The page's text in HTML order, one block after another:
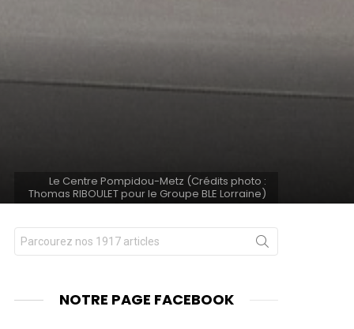
Le Centre Pompidou-Metz (Crédits photo :
Thomas RIBOULET pour le Groupe BLE Lorraine)
Chercher
pour
NOTRE PAGE FACEBOOK